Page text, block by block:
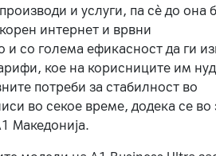
и услуги, па сè до она
интернет и врвни
со голема ефикасност да ги
кое на корисниците им
потреби за стабилност во
во секое време, додека се во
Македонија.